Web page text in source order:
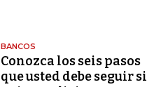
BANCOS
Conozca los seis pasos
que usted debe seguir si